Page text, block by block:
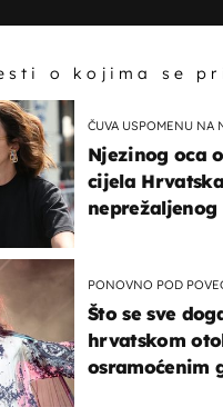
o kojima se
ČUVA USPOMENU NA
Njezinog oca
cijela
neprežaljenog
PONOVNO POD
Što se sve
hrvatskom
osramoćenim